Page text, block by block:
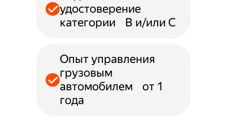
удостоверение
категории B и/или С
Опыт управления
грузовым
автомобилем от 1
года